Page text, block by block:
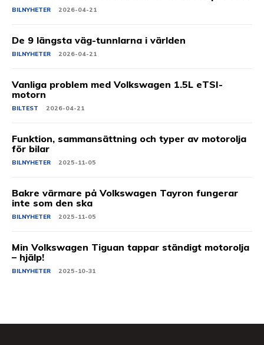
BILNYHETER 2026-04-21
De 9 längsta väg-tunnlarna i världen
BILNYHETER 2026-04-21
Vanliga problem med Volkswagen 1.5L eTSI-
motorn
BILTEST 2026-04-21
Funktion, sammansättning och typer av motorolja
för bilar
BILNYHETER 2025-11-05
Bakre värmare på Volkswagen Tayron fungerar
inte som den ska
BILNYHETER 2025-11-05
Min Volkswagen Tiguan tappar ständigt motorolja
– hjälp!
BILNYHETER 2025-10-31